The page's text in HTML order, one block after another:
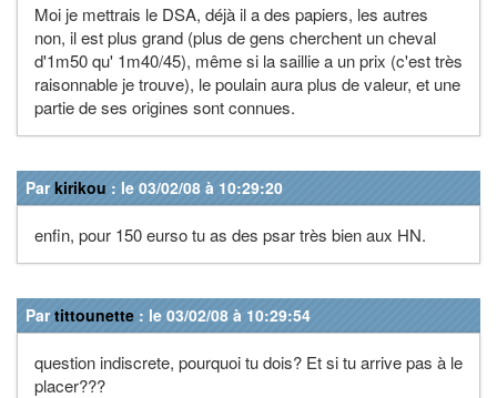
Moi je mettrais le DSA, déjà il a des papiers, les autres
non, il est plus grand (plus de gens cherchent un cheval
d'1m50 qu' 1m40/45), même si la saillie a un prix (c'est très
raisonnable je trouve), le poulain aura plus de valeur, et une
partie de ses origines sont connues.
Parkirikou : le 03/02/08 à 10:29:20
enfin, pour 150 eurso tu as des psar très bien aux HN.
Partittounette : le 03/02/08 à 10:29:54
question indiscrete, pourquoi tu dois? Et si tu arrive pas à le
placer???